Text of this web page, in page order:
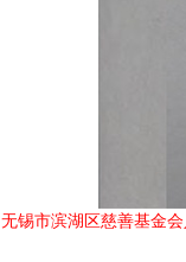
无锡市滨湖区慈善基金